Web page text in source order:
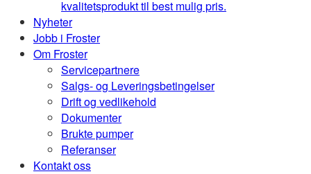
kvalitetsprodukt til best mulig pris.
Nyheter
Jobb i Froster
Om Froster
Servicepartnere
Salgs- og Leveringsbetingelser
Drift og vedlikehold
Dokumenter
Brukte pumper
Referanser
Kontakt oss